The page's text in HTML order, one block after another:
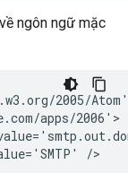
về ngôn ngữ mặc
2005/Atom'
apps/2006'>
/>